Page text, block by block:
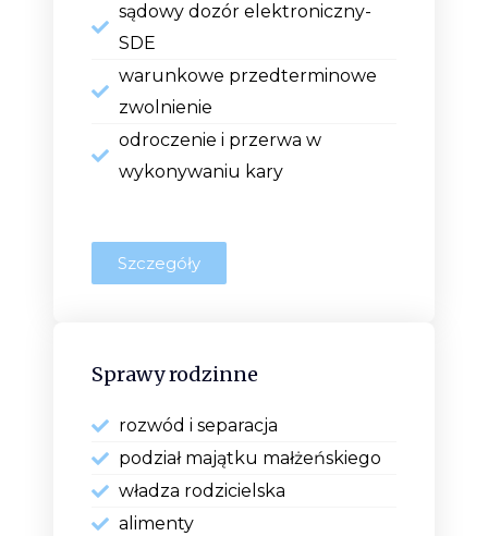
sądowy dozór elektroniczny-
SDE
warunkowe przedterminowe
zwolnienie
odroczenie i przerwa w
wykonywaniu kary
Szczegóły
Sprawy rodzinne
rozwód i separacja
podział majątku małżeńskiego
władza rodzicielska
alimenty